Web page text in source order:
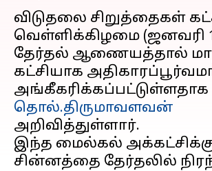
விடுதலை சிறுத்தைகள்
வெள்ளிக்கிழமை (ஜனவரி
தேர்தல் ஆணையத்தால்
கட்சியாக
அங்கீகரிக்கப்பட்டுள்ளதாக
தொல்.திருமாவளவன்
அறிவித்துள்ளார்.
இந்த மைல்கல்
சின்னத்தை தேர்தலில்